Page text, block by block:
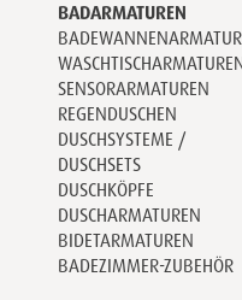
BADARMATUREN
SENSORARMATUREN
REGENDUSCHEN
DUSCHSYSTEME /
DUSCHSETS
DUSCHKÖPFE
DUSCHARMATUREN
BIDETARMATUREN
BADEZIMMER-ZUBEHÖR